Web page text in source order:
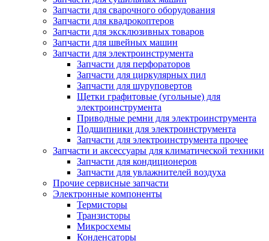
Запчасти для сварочного оборудования
Запчасти для квадрокоптеров
Запчасти для эксклюзивных товаров
Запчасти для швейных машин
Запчасти для электроинструмента
Запчасти для перфораторов
Запчасти для циркулярных пил
Запчасти для шуруповертов
Щетки графитовые (угольные) для
электроинструмента
Приводные ремни для электроинструмента
Подшипники для электроинструмента
Запчасти для электроинструмента прочее
Запчасти и аксессуары для климатической техники
Запчасти для кондиционеров
Запчасти для увлажнителей воздуха
Прочие сервисные запчасти
Электронные компоненты
Термисторы
Транзисторы
Микросхемы
Конденсаторы